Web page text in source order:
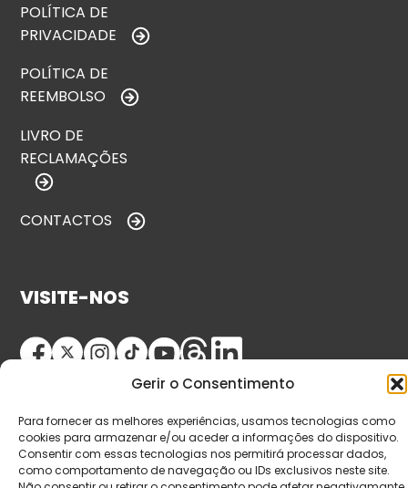
Gerir o Consentimento
Para fornecer as melhores experiências, usamos tecnologias como
cookies para armazenar e/ou aceder a informações do dispositivo.
Consentir com essas tecnologias nos permitirá processar dados,
como comportamento de navegação ou IDs exclusivos neste site.
POLÍTICA DE
PRIVACIDADE
POLÍTICA DE
REEMBOLSO
LIVRO DE
RECLAMAÇÕES
CONTACTOS
VISITE-NOS
© Copyright 2026 Saída de Emergência. Todos os